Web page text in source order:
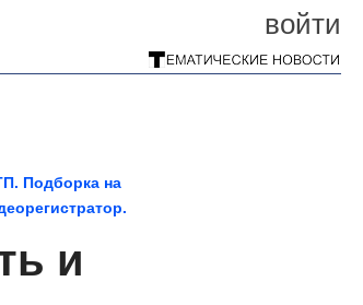
войти
Подборка на
и